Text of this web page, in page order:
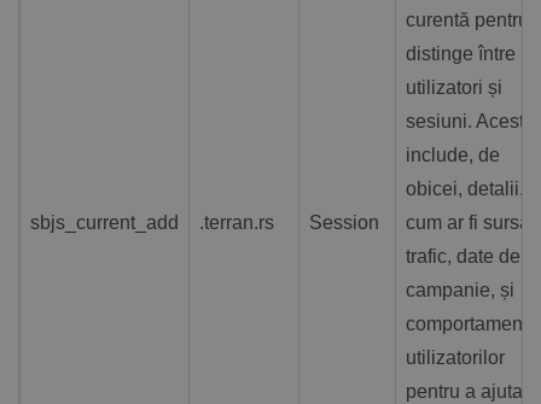
sbjs_current_add .terran.rs Session
curentă pentru
distinge între
utilizatori și
sesiuni. Acesta
include, de
obicei, detalii,
cum ar fi sursa
trafic, date de
campanie, și
utilizatorilor
pentru a ajuta